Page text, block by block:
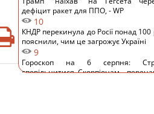
дефіцит ракет для ППО, - WP
10
КНДР перекинула до Росії понад 100
пояснили, чим це загрожує Україні
9
Гороскоп на 6 серпня:
сповільнитися, Скорпіонам –